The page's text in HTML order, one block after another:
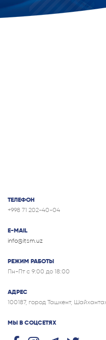
ТЕЛЕФОН
+998 71 202-40-04
E-MAIL
info@itsm.uz
РЕЖИМ РАБОТЫ
Пн-Пт с 9:00 до 18:00
АДРЕС
100187, город Ташкент,
МЫ В СОЦСЕТЯХ